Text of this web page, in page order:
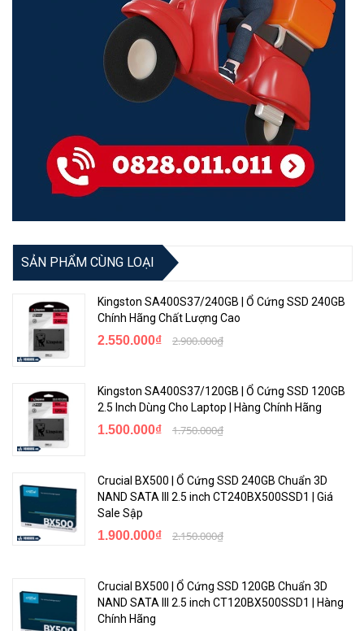
SẢN PHẨM CÙNG LOẠI
Kingston SA400S37/240GB | Ổ Cứng SSD 240GB
Chính Hãng Chất Lượng Cao
2.550.000₫ 2.900.000₫
Kingston SA400S37/120GB | Ổ Cứng SSD 120GB
2.5 Inch Dùng Cho Laptop | Hàng Chính Hãng
1.500.000₫ 1.750.000₫
Crucial BX500 | Ổ Cứng SSD 240GB Chuẩn 3D
NAND SATA III 2.5 inch CT240BX500SSD1 | Giá
Sale Sập
1.900.000₫ 2.150.000₫
Crucial BX500 | Ổ Cứng SSD 120GB Chuẩn 3D
NAND SATA III 2.5 inch CT120BX500SSD1 | Hàng
Chính Hãng